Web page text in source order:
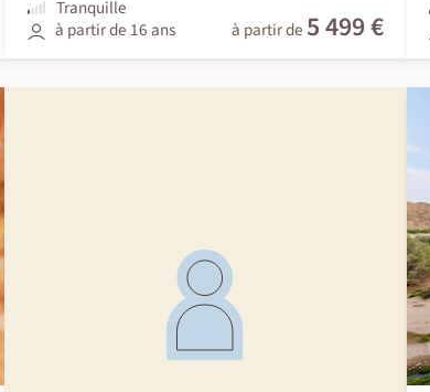
Tranquille
à partir de 16 ans
à partir de 5 499 €